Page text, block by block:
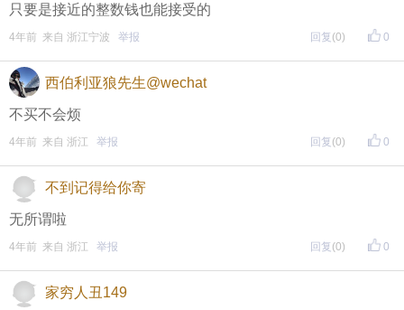
只要是接近的整数钱也能接受的
0
4年前 来自 浙江宁波 举报 回复 (0)
西伯利亚狼先生@wechat
不买不会烦
0
4年前 来自 浙江 举报 回复 (0)
不到记得给你寄
无所谓啦
0
4年前 来自 浙江 举报 回复 (0)
家穷人丑149